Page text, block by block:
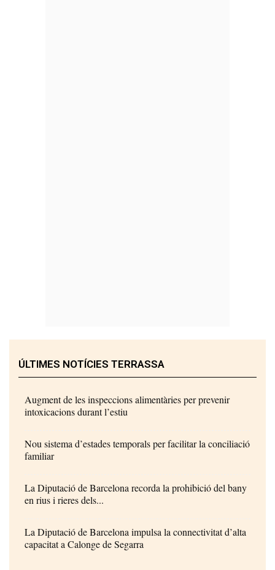
ÚLTIMES NOTÍCIES TERRASSA
Augment de les inspeccions alimentàries per prevenir
intoxicacions durant l’estiu
Nou sistema d’estades temporals per facilitar la conciliació
familiar
La Diputació de Barcelona recorda la prohibició del bany
en rius i rieres dels...
La Diputació de Barcelona impulsa la connectivitat d’alta
capacitat a Calonge de Segarra